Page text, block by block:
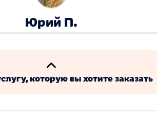
Юрий П.
которую вы хотите заказать